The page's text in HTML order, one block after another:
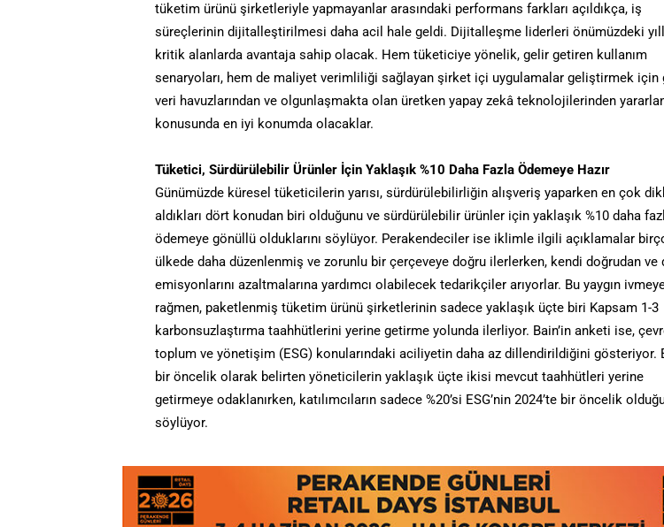
tüketim ürünü şirketleriyle yapmayanlar arasındaki performans farkları açıldıkça, iş
süreçlerinin dijitalleştirilmesi daha acil hale geldi. Dijitalleşme liderleri önümüzdeki
kritik alanlarda avantaja sahip olacak. Hem tüketiciye yönelik, gelir getiren kullanım
senaryoları, hem de maliyet verimliliği sağlayan şirket içi uygulamalar geliştirmek için
veri havuzlarından ve olgunlaşmakta olan üretken yapay zekâ teknolojilerinden
konusunda en iyi konumda olacaklar.
Tüketici, Sürdürülebilir Ürünler İçin Yaklaşık %10 Daha Fazla Ödemeye Hazır
Günümüzde küresel tüketicilerin yarısı, sürdürülebilirliğin alışveriş yaparken en çok
aldıkları dört konudan biri olduğunu ve sürdürülebilir ürünler için yaklaşık %10 daha
ödemeye gönüllü olduklarını söylüyor. Perakendeciler ise iklimle ilgili açıklamalar
ülkede daha düzenlenmiş ve zorunlu bir çerçeveye doğru ilerlerken, kendi doğrudan ve
emisyonlarını azaltmalarına yardımcı olabilecek tedarikçiler arıyorlar. Bu yaygın
rağmen, paketlenmiş tüketim ürünü şirketlerinin sadece yaklaşık üçte biri Kapsam 1-3
karbonsuzlaştırma taahhütlerini yerine getirme yolunda ilerliyor. Bain’in anketi ise,
toplum ve yönetişim (ESG) konularındaki aciliyetin daha az dillendirildiğini gösteriyor.
bir öncelik olarak belirten yöneticilerin yaklaşık üçte ikisi mevcut taahhütleri yerine
getirmeye odaklanırken, katılımcıların sadece %20’si ESG’nin 2024’te bir öncelik
söylüyor.